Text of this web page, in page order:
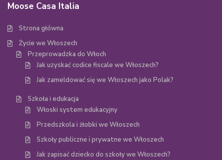
Moose Casa Italia
Strona główna
Życie we Włoszech
Przeprowadzka do Włoch
Jak uzyskać codice fiscale we Włoszech?
Jak zameldować się we Włoszech jako Polak?
Szkoła i edukacja
Włoski system edukacyjny
Przedszkola i żłobki we Włoszech
Szkoły publiczne i prywatne we Włoszech
Jak zapisać dziecko do szkoły we Włoszech?